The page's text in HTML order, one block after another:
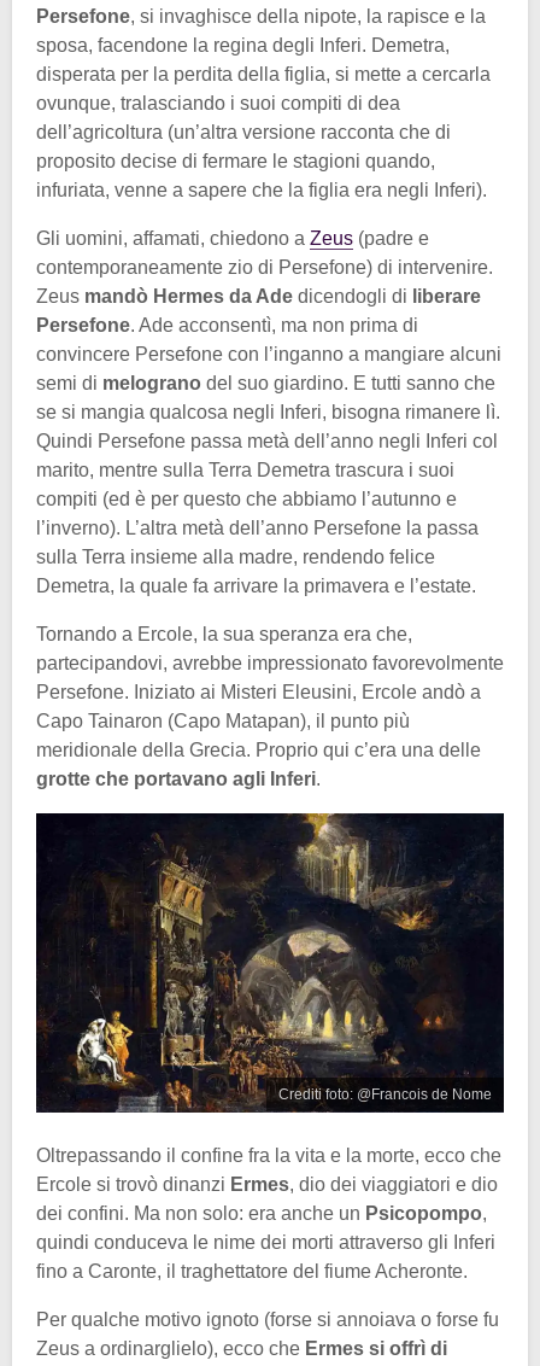
Persefone, si invaghisce della nipote, la rapisce e la
sposa, facendone la regina degli Inferi. Demetra,
disperata per la perdita della figlia, si mette a cercarla
ovunque, tralasciando i suoi compiti di dea
dell’agricoltura (un’altra versione racconta che di
proposito decise di fermare le stagioni quando,
infuriata, venne a sapere che la figlia era negli Inferi).
Gli uomini, affamati, chiedono a Zeus (padre e
contemporaneamente zio di Persefone) di intervenire.
Zeus mandò Hermes da Ade dicendogli di liberare
Persefone. Ade acconsentì, ma non prima di
convincere Persefone con l’inganno a mangiare alcuni
semi di melograno del suo giardino. E tutti sanno che
se si mangia qualcosa negli Inferi, bisogna rimanere lì.
Quindi Persefone passa metà dell’anno negli Inferi col
marito, mentre sulla Terra Demetra trascura i suoi
compiti (ed è per questo che abbiamo l’autunno e
l’inverno). L’altra metà dell’anno Persefone la passa
sulla Terra insieme alla madre, rendendo felice
Demetra, la quale fa arrivare la primavera e l’estate.
Tornando a Ercole, la sua speranza era che,
partecipandovi, avrebbe impressionato favorevolmente
Persefone. Iniziato ai Misteri Eleusini, Ercole andò a
Capo Tainaron (Capo Matapan), il punto più
meridionale della Grecia. Proprio qui c’era una delle
grotte che portavano agli Inferi.
Crediti foto: @Francois de Nome
Oltrepassando il confine fra la vita e la morte, ecco che
Ercole si trovò dinanzi Ermes, dio dei viaggiatori e dio
dei confini. Ma non solo: era anche un Psicopompo,
quindi conduceva le nime dei morti attraverso gli Inferi
fino a Caronte, il traghettatore del fiume Acheronte.
Per qualche motivo ignoto (forse si annoiava o forse fu
Zeus a ordinarglielo), ecco che Ermes si offrì di